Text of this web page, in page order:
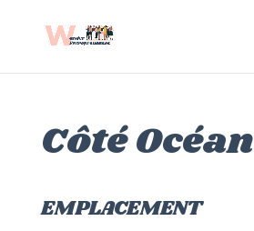
Côté Océan
EMPLACEMENT